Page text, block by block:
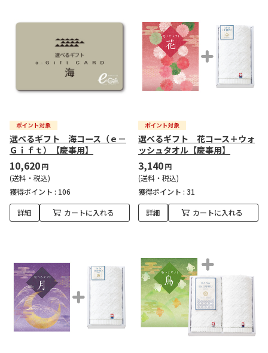
選べるギフト 海コース（ｅ－
Ｇｉｆｔ）【慶事用】
10,620円
(送料・税込)
獲得ポイント : 106
詳細 カートに入れる
選べるギフト 花コース＋ウォ
ッシュタオル【慶事用】
3,140円
(送料・税込)
獲得ポイント : 31
詳細 カートに入れる